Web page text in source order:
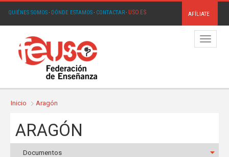
QUIÉNES SOMOS· DÓNDE ESTAMOS· CONTACTAR· USO.ES AFÍLIATE
Menú
Inicio Aragón
ARAGÓN
Documentos